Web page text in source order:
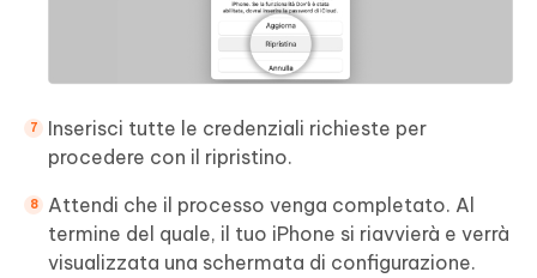
Inserisci tutte le credenziali richieste per
procedere con il ripristino.
Attendi che il processo venga completato. Al
termine del quale, il tuo iPhone si riavvierà e verrà
visualizzata una schermata di configurazione.